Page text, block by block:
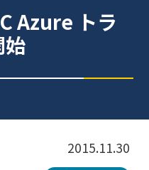
Azure トラ
2015.11.30